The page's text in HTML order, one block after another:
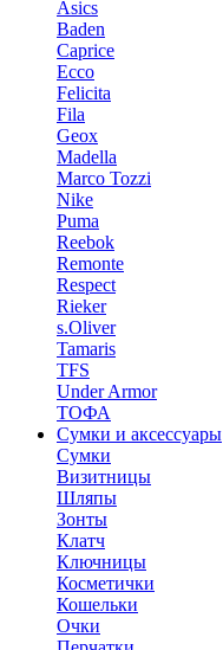
Asics
Baden
Caprice
Ecco
Felicita
Fila
Geox
Madella
Marco Tozzi
Nike
Puma
Reebok
Remonte
Respect
Rieker
s.Oliver
Tamaris
TFS
Under Armor
ТОФА
Сумки и аксессуары
Сумки
Визитницы
Шляпы
Зонты
Клатч
Ключницы
Косметички
Кошельки
Очки